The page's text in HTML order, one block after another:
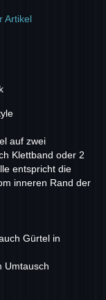
Artikel
auf zwei
Klettband oder 2
entspricht die
inneren Rand der
Gürtel in
Umtausch